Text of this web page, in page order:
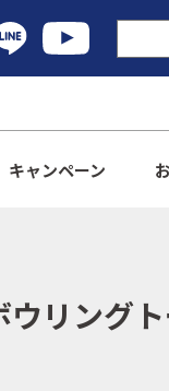
キャンペーン
リング